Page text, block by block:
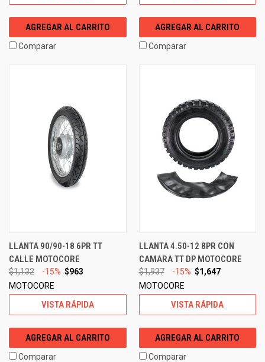
AGREGAR AL CARRITO
Comparar
AGREGAR AL CARRITO
Comparar
LLANTA 90/90-18 6PR TT
CALLE MOTOCORE
$1,132 -15% $963
MOTOCORE
VISTA RÁPIDA
AGREGAR AL CARRITO
Comparar
LLANTA 4.50-12 8PR CON
CAMARA TT DP MOTOCORE
$1,937 -15% $1,647
MOTOCORE
VISTA RÁPIDA
AGREGAR AL CARRITO
Comparar